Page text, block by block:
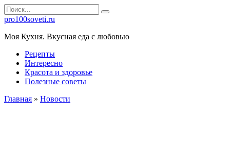
Перейти
к
контенту
Search
for:
pro100soveti.ru
Моя Кухня. Bкусная еда с любовью
Рецепты
Интересно
Красота и здоровье
Полезные советы
Главная » Новости